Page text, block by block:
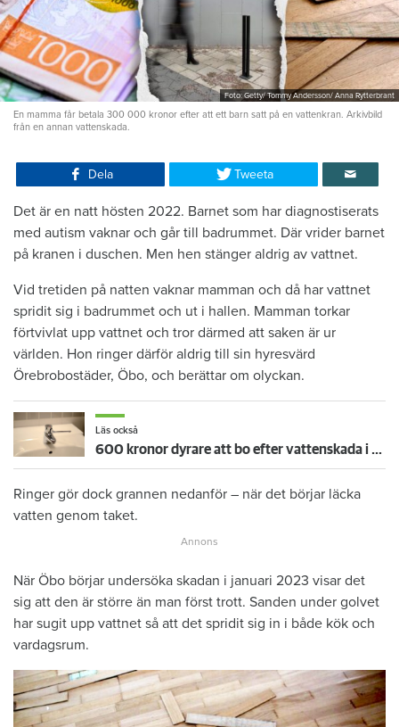
Foto: Getty/ Tommy Andersson/ Anna Rytterbrant
En mamma får betala 300 000 kronor efter att ett barn satt på en vattenkran. Arkivbild
från en annan vattenskada.
Dela Tweeta
Det är en natt hösten 2022. Barnet som har diagnostiserats
med autism vaknar och går till badrummet. Där vrider barnet
på kranen i duschen. Men hen stänger aldrig av vattnet.
Vid tretiden på natten vaknar mamman och då har vattnet
spridit sig i badrummet och ut i hallen. Mamman torkar
förtvivlat upp vattnet och tror därmed att saken är ur
världen. Hon ringer därför aldrig till sin hyresvärd
Örebrobostäder, Öbo, och berättar om olyckan.
Läs också
600 kronor dyrare att bo efter vattenskada i Varberg
Ringer gör dock grannen nedanför – när det börjar läcka
vatten genom taket.
När Öbo börjar undersöka skadan i januari 2023 visar det
sig att den är större än man först trott. Sanden under golvet
har sugit upp vattnet så att det spridit sig in i både kök och
vardagsrum.